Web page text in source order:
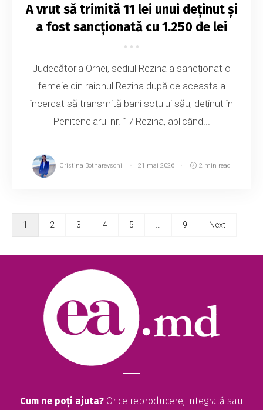
A vrut să trimită 11 lei unui deținut și
a fost sancționată cu 1.250 de lei
Judecătoria Orhei, sediul Rezina a sancționat o
femeie din raionul Rezina după ce aceasta a
încercat să transmită bani soțului său, deținut în
Penitenciarul nr. 17 Rezina, aplicând...
Cristina Botnarevschi 21 mai 2026 2 min read
1 2 3 4 5 9 Next
Cum ne poți ajuta? Orice reproducere, integrală sau